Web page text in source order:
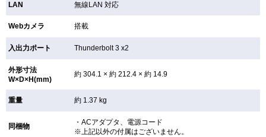
LAN 無線LAN対応
Webカメラ 搭載
入出力ポート Thunderbolt 3 x2
外形寸法
W×D×H(mm)
約 304.1 × 約 212.4 × 約 14.9
重量 約 1.37 kg
同梱物
・ACアダプタ、電源コード
※上記以外の付属はございません。